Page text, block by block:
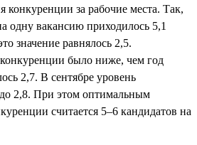
конкуренции за рабочие места. Так,
одну вакансию приходилось 5,1
значение равнялось 2,5.
конкуренции было ниже, чем год
2,7. В сентябре уровень
2,8. При этом оптимальным
считается 5–6 кандидатов на